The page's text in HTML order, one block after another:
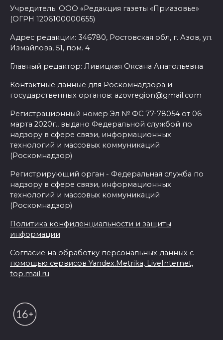
Учредитель: ООО «Редакция газеты «Приазовье»
(ОГРН 1206100000655)
Адрес редакции: 346780, Ростовская обл, г. Азов, ул.
Измайлова, 51, пом. 4
Главный редактор: Ливицкая Оксана Анатольевна
Контактные данные для Роскомнадзора и
государственных органов: azovregion@gmail.com
Регистрационный номер Эл № ФС 77-78054 от 06
марта 2020г., выдано Федеральной службой по
надзору в сфере связи, информационных
технологий и массовых коммуникаций
(Роскомнадзор)
Регистрирующий орган - Федеральная служба по
надзору в сфере связи, информационных
технологий и массовых коммуникаций
(Роскомнадзор)
Политика конфиденциальности и защиты
информации
Согласие на обработку персональных данных с
помощью сервисов Yandex.Metrika, LiveInternet,
top.mail.ru